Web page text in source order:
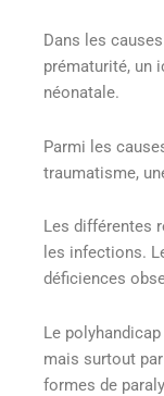
Dans les
prématurité, un
néonatale.
Parmi les
traumatisme,
Les différentes
les infections.
déficiences
Le
mais surtout
formes de